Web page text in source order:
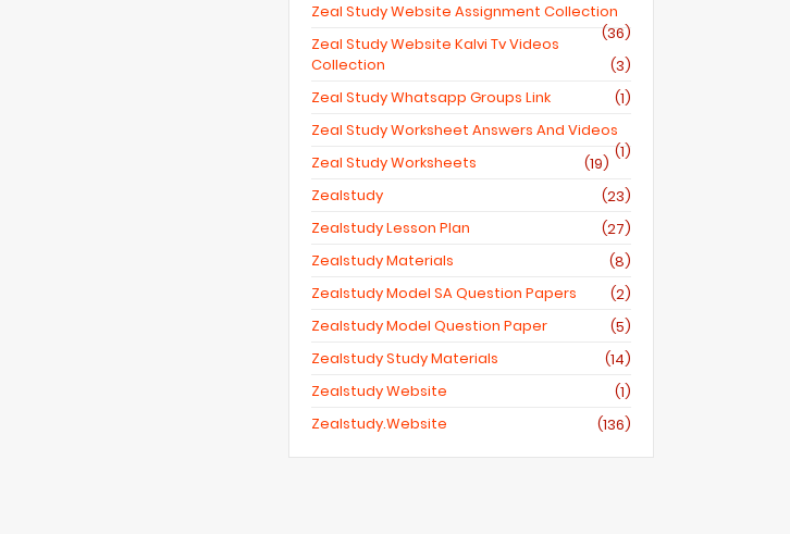
Zeal Study Website Assignment Collection
(36)
Zeal Study Website Kalvi Tv Videos
Collection
(3)
Zeal Study Whatsapp Groups Link
(1)
Zeal Study Worksheet Answers And Videos
(1)
Zeal Study Worksheets
(19)
Zealstudy
(23)
Zealstudy Lesson Plan
(27)
Zealstudy Materials
(8)
Zealstudy Model SA Question Papers
(2)
Zealstudy Model Question Paper
(5)
Zealstudy Study Materials
(14)
Zealstudy Website
(1)
Zealstudy.website
(136)